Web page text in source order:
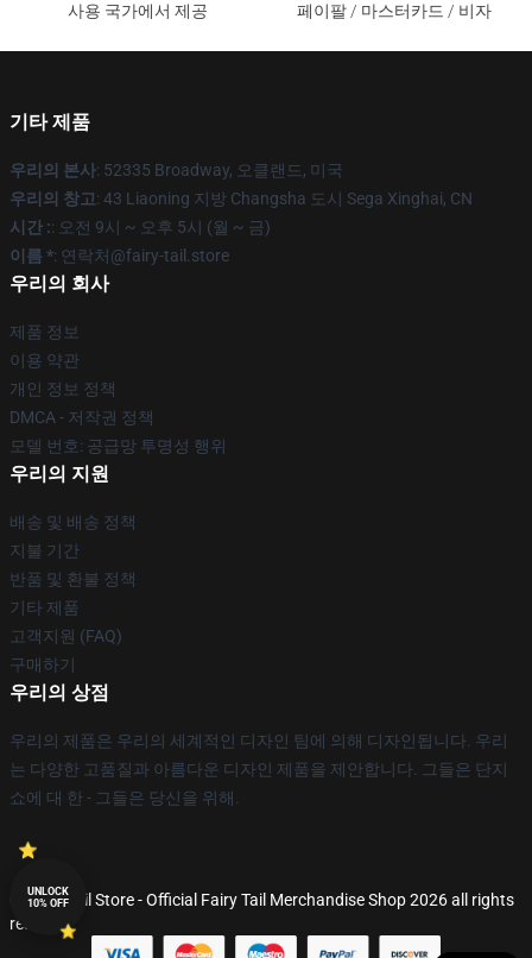
사용 국가에서 제공
페이팔 / 마스터카드 / 비자
기타 제품
우리의 본사: 52335 Broadway, 오클랜드, 미국
우리의 창고: 43 Liaoning 지방 Changsha 도시 Sega Xinghai, CN
시간 :: 오전 9시 ~ 오후 5시 (월 ~ 금)
이름 *: 연락처@fairy-tail.store
우리의 회사
제품 정보
이용 약관
개인 정보 정책
DMCA - 저작권 정책
모델 번호: 공급망 투명성 행위
우리의 지원
배송 및 배송 정책
지불 기간
반품 및 환불 정책
기타 제품
고객지원 (FAQ)
구매하기
우리의 상점
우리의 제품은 우리의 세계적인 디자인 팀에 의해 디자인됩니다. 우리
는 다양한 고품질과 아름다운 디자인 제품을 제안합니다. 그들은 단지
쇼에 대 한 - 그들은 당신을 위해.
© Fairy Tail Store - Official Fairy Tail Merchandise Shop 2026 all rights
reserved
UNLOCK
10% OFF